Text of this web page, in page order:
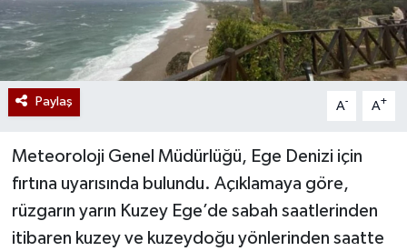
Paylaş A- A+
Meteoroloji Genel Müdürlüğü, Ege Denizi için
fırtına uyarısında bulundu. Açıklamaya göre,
rüzgarın yarın Kuzey Ege’de sabah saatlerinden
itibaren kuzey ve kuzeydoğu yönlerinden saatte